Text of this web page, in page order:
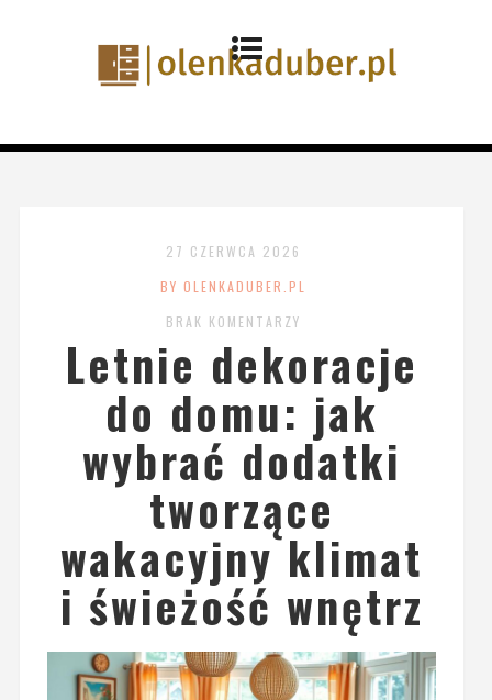
27 CZERWCA 2026
BY OLENKADUBER.PL
BRAK KOMENTARZY
Letnie dekoracje
do domu: jak
wybrać dodatki
tworzące
wakacyjny klimat
i świeżość wnętrz